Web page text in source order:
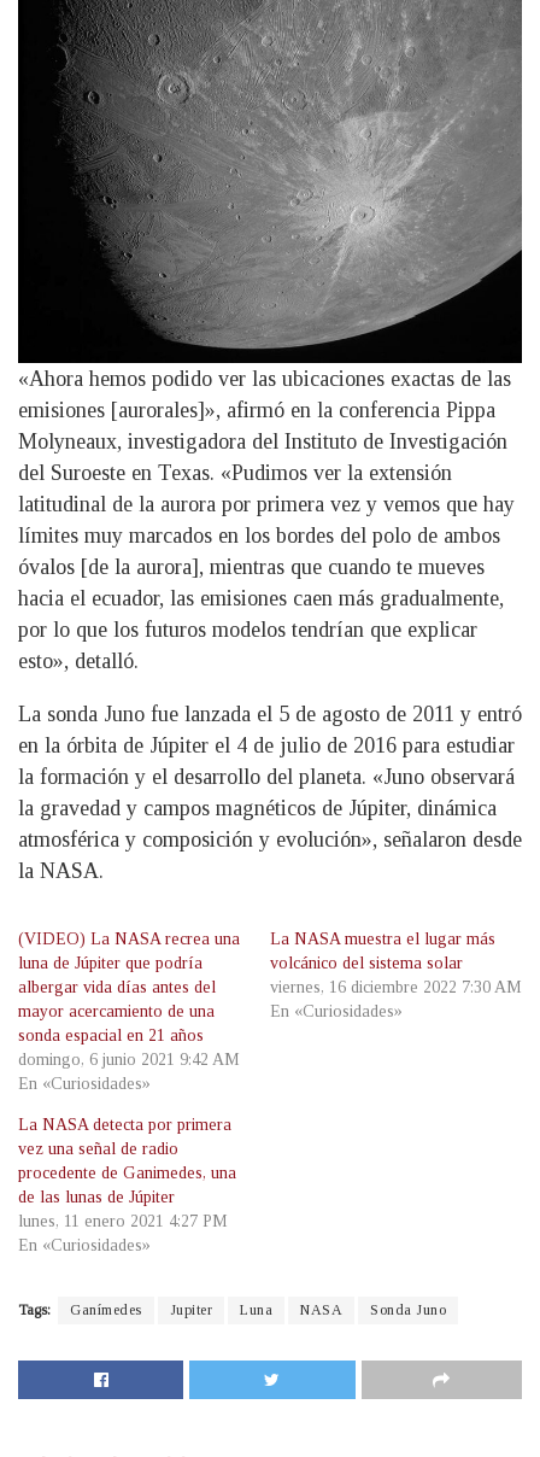
«Ahora hemos podido ver las ubicaciones exactas de las
emisiones [aurorales]», afirmó en la conferencia Pippa
Molyneaux, investigadora del Instituto de Investigación
del Suroeste en Texas. «Pudimos ver la extensión
latitudinal de la aurora por primera vez y vemos que hay
límites muy marcados en los bordes del polo de ambos
óvalos [de la aurora], mientras que cuando te mueves
hacia el ecuador, las emisiones caen más gradualmente,
por lo que los futuros modelos tendrían que explicar
esto», detalló.
La sonda Juno fue lanzada el 5 de agosto de 2011 y entró
en la órbita de Júpiter el 4 de julio de 2016 para estudiar
la formación y el desarrollo del planeta. «Juno observará
la gravedad y campos magnéticos de Júpiter, dinámica
atmosférica y composición y evolución», señalaron desde
la NASA.
(VIDEO) La NASA recrea una
luna de Júpiter que podría
albergar vida días antes del
mayor acercamiento de una
sonda espacial en 21 años
domingo, 6 junio 2021 9:42 AM
En «Curiosidades»
La NASA muestra el lugar más
volcánico del sistema solar
viernes, 16 diciembre 2022 7:30 AM
En «Curiosidades»
La NASA detecta por primera
vez una señal de radio
procedente de Ganimedes, una
de las lunas de Júpiter
lunes, 11 enero 2021 4:27 PM
En «Curiosidades»
Tags: Ganímedes Jupiter Luna NASA Sonda Juno